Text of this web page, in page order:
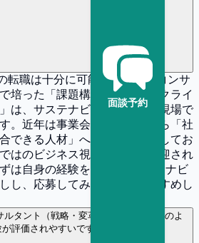
面談予約
転職は十分に可能です。戦略コンサ
培った「課題構造化力」や「クライ
は、サステナビリティ戦略の現場で
。近年は事業会社の経営層から「社
できる人材」への需要が急増してお
はのビジネス視点がむしろ歓迎され
は自身の経験を「戦略×サステナビ
し、応募してみることをおすすめし
タント（戦略・変革） の選考ではどのよ
評価されやすいですか？